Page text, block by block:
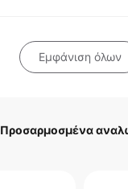
Εμφάνιση όλων
Προσαρμοσμένα